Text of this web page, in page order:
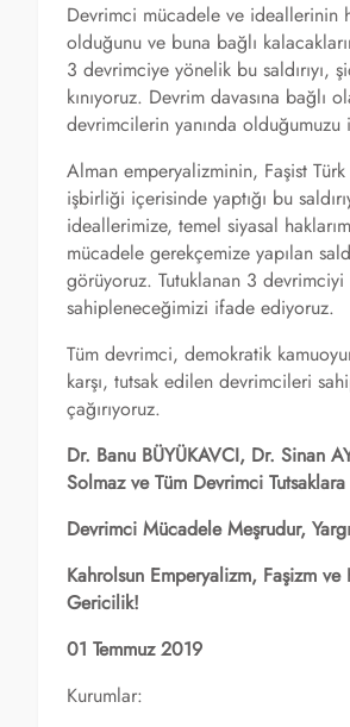
Devrimci mücadele ve ideallerinin
olduğunu ve buna bağlı
3 devrimciye yönelik bu saldırıyı,
kınıyoruz. Devrim davasına bağlı
devrimcilerin yanında
Alman emperyalizminin, Faşist
işbirliği içerisinde yaptığı bu
ideallerimize, temel siyasal
mücadele gerekçemize yapılan
görüyoruz. Tutuklanan 3
sahipleneceğimizi ifade ediyoruz.
Tüm devrimci, demokratik
karşı, tutsak edilen devrimcileri
çağırıyoruz.
Dr. Banu BÜYÜKAVCI, Dr. Sinan
Solmaz ve Tüm Devrimci
Devrimci Mücadele Meşrudur,
Kahrolsun Emperyalizm, Faşizm ve
Gericilik!
01 Temmuz 2019
Kurumlar: